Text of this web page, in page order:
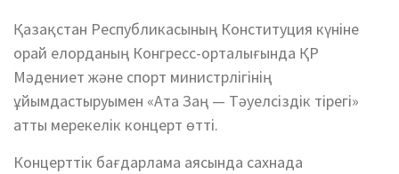
Қазақстан Республикасының Конституция күніне
орай елорданың Конгресс-орталығында ҚР
Мәдениет және спорт министрлігінің
ұйымдастыруымен «Ата Заң — Тәуелсіздік тірегі»
атты мерекелік концерт өтті.
Концерттік бағдарлама аясында сахнада